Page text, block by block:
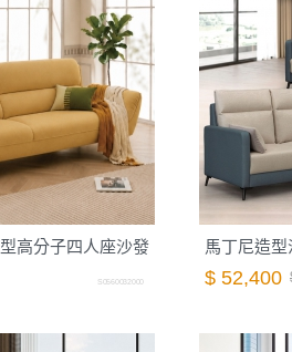
高分子四人座沙發
S0560032000
馬丁尼造型
$ 52,400